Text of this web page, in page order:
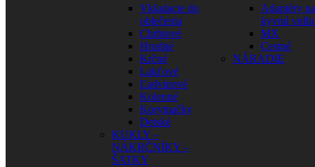
Vkladacie do
oblečenia
Chrbtové
Hrudné
Krčné
Lakťové
Ľadvinové
Kolenné
Korytnačky
Detské
KUKLY –
NÁKRČNÍKY –
ŠATKY
Adaptéry na
kyvnú
MX
Cestné
NÁRADIE